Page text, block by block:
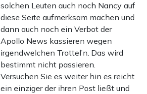
solchen Leuten auch noch Nancy auf
diese Seite aufmerksam machen und
dann auch noch ein Verbot der
Apollo News kassieren wegen
irgendwelchen Trottel’n. Das wird
bestimmt nicht passieren.
Versuchen Sie es weiter hin es reicht
ein einziger der ihren Post ließt und